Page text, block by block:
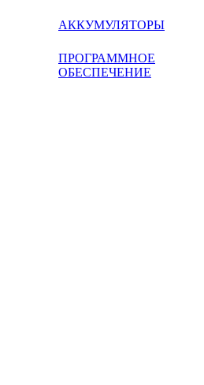
АККУМУЛЯТОРЫ
ПРОГРАММНОЕ
ОБЕСПЕЧЕНИЕ